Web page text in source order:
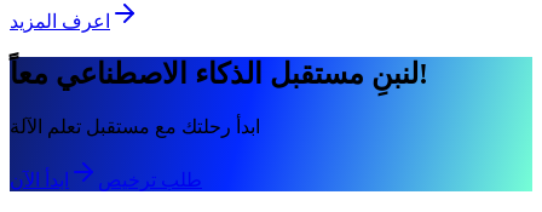
اعرف المزيد
لنبنِ مستقبل الذكاء الاصطناعي معاً!
ابدأ رحلتك مع مستقبل تعلم الآلة
طلب ترخيص ابدأ الآن